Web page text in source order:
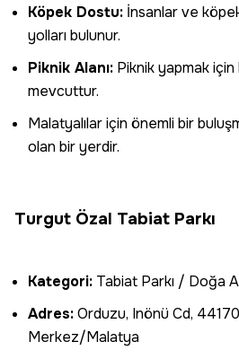
Köpek Dostu: İnsanlar ve
yolları bulunur.
Piknik Alanı: Piknik yapmak
mevcuttur.
Malatyalılar için önemli bir
olan bir yerdir.
Turgut Özal Tabiat Parkı
Kategori: Tabiat Parkı / Doğa
Adres:Orduzu, Inönü Cd,
Merkez/Malatya